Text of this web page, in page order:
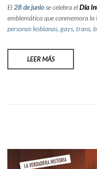
El28 de juniose celebra elDía
emblemática que conmemora la
personas lesbianas, gays, trans,
LEER MÁS